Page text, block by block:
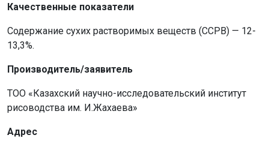
Качественные показатели
Содержание сухих растворимых веществ (ССРВ) — 12-
13,3%.
Производитель/заявитель
ТОО «Казахский научно-исследовательский институт
рисоводства им. И.Жахаева»
Адрес